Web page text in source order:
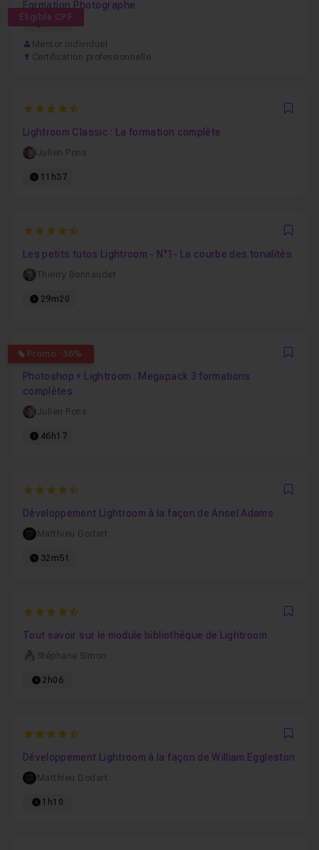
Éligible CPF
Formation Photographe
61h
Mentor individuel
Certification professionnelle
4.6578947368421
Lightroom Classic : La formation complète
Julien Pons
11h37
4.2857142857143
Les petits tutos Lightroom - N°1- La courbe des tonalités
Thierry Bonnaudet
29m20
Promo -36%
5
Photoshop + Lightroom : Megapack 3 formations
complètes
Julien Pons
46h17
4.4857142857143
Développement Lightroom à la façon de Ansel Adams
Matthieu Godart
32m51
4.6666666666667
Tout savoir sur le module bibliothèque de Lightroom
Stéphane Simon
2h06
4.75
Développement Lightroom à la façon de William Eggleston
Matthieu Godart
1h10